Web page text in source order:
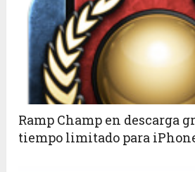
Ramp Champ en descarga
tiempo limitado para